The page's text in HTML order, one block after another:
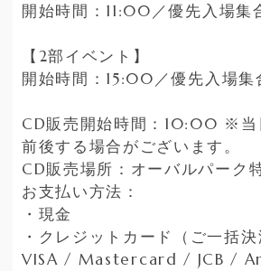
開始時間：11:00／優先入場集
【2部イベント】
開始時間：15:00／優先入場集
CD販売開始時間：10:00 ※当
前後する場合がございます。
CD販売場所：オーバルパーク
お支払い方法：
・現金
・クレジットカード（ご一括決
VISA / Mastercard / JCB /